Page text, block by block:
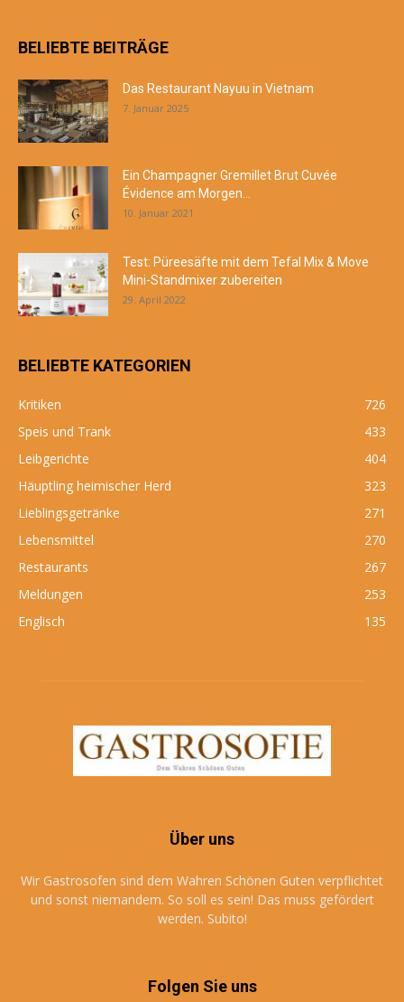
BELIEBTE BEITRÄGE
Das Restaurant Nayuu in Vietnam
7. Januar 2025
Ein Champagner Gremillet Brut Cuvée
Évidence am Morgen…
10. Januar 2021
Test: Püreesäfte mit dem Tefal Mix & Move
Mini-Standmixer zubereiten
29. April 2022
BELIEBTE KATEGORIEN
Kritiken
726
Speis und Trank
433
Leibgerichte
404
Häuptling heimischer Herd
323
Lieblingsgetränke
271
Lebensmittel
270
Restaurants
267
Meldungen
253
Englisch
135
Über uns
Wir Gastrosofen sind dem Wahren Schönen Guten verpflichtet
und sonst niemandem. So soll es sein! Das muss gefördert
werden. Subito!
Folgen Sie uns